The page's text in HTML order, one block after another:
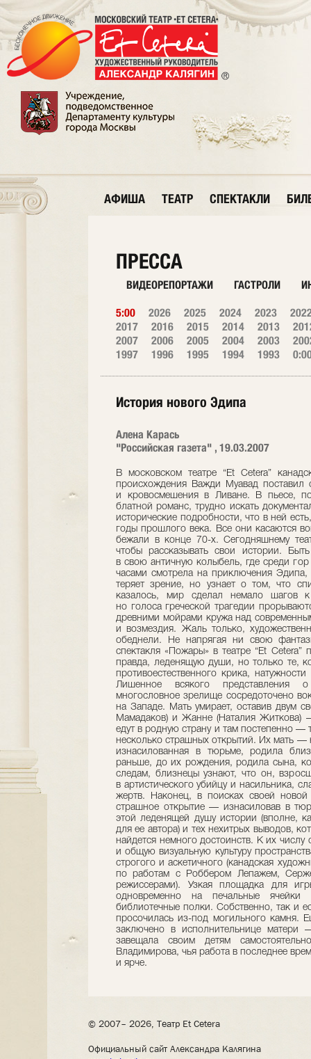
АФИША ТЕАТР СПЕКТАКЛИ
ПРЕССА
ВИДЕОРЕПОРТАЖИ ГАСТРОЛИ
5:00 2026 2025 2024 2023
2017
2016 2015 2014 2013
2007
2006 2005 2004 2003
1997
1996 1995 1994 1993
История нового Эдипа
Алена Карась
"Российская газета" , 19.03.2007
В московском театре “Et Cetera”
происхождения Важди Муавад
и кровосмешения в Ливане. В пьесе,
блатной романс, трудно искать
исторические подробности, что в ней
годы прошлого века. Все они касаются
бежали в конце 70-х. Сегодняшнему
чтобы рассказывать свои истории.
в свою античную колыбель, где среди
часами смотрела на приключения Эдипа,
теряет зрение, но узнает о том, что
казалось, мир сделал немало шагов к
но голоса греческой трагедии
древними мойрами кружа над
и возмездия. Жаль только,
обеднели. Не напрягая ни свою
спектакля «Пожары» в театре “Et
правда, леденящую души, но только те,
противоестественного крика,
Лишенное всякого представления
многословное зрелище сосредоточено
на Западе. Мать умирает, оставив двум
Мамадаков) и Жанне (Наталия Житкова)
едут в родную страну и там постепенно
несколько страшных открытий. Их мать —
изнасилованная в тюрьме, родила
раньше, до их рождения, родила сына,
следам, близнецы узнают, что он,
в артистического убийцу и насильника,
жертв. Наконец, в поисках своей
страшное открытие — изнасиловав в
этой леденящей душу истории (вполне,
для ее автора) и тех нехитрых выводов,
найдется немного достоинств. К их числу
и общую визуальную культуру
строгого и аскетичного (канадская
по работам с Роббером Лепажем,
режиссерами). Узкая площадка для
одновременно на печальные ячейки
библиотечные полки. Собственно, так и
просочилась из-под могильного камня.
заключено в исполнительнице матери
завещала своим детям
Владимирова, чья работа в последнее
и ярче.
© 2007– 2026, Театр Et Cetera
Официальный сайт Александра Калягина